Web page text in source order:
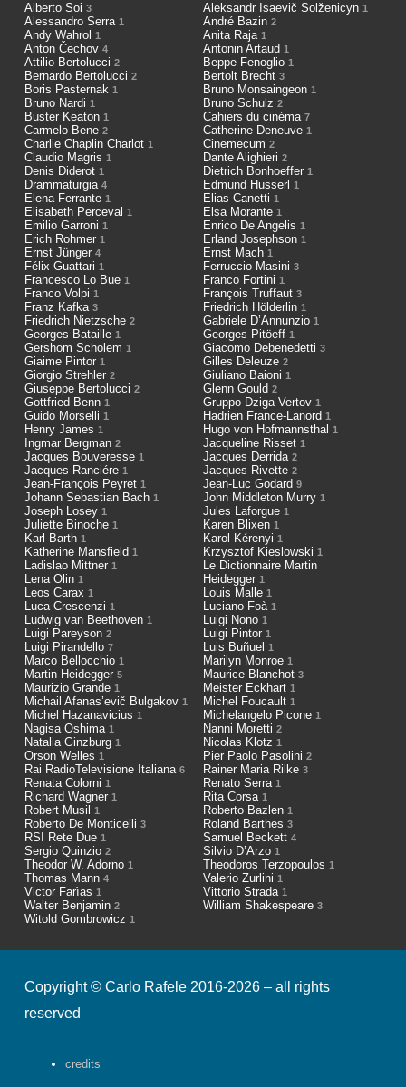
Alberto Soi 3 Aleksandr Isaevič Solženicyn 1
Alessandro Serra 1 André Bazin 2
Andy Wahrol 1 Anita Raja 1
Anton Čechov 4 Antonin Artaud 1
Attilio Bertolucci 2 Beppe Fenoglio 1
Bernardo Bertolucci 2 Bertolt Brecht 3
Boris Pasternak 1 Bruno Monsaingeon 1
Bruno Nardi 1 Bruno Schulz 2
Buster Keaton 1 Cahiers du cinéma 7
Carmelo Bene 2 Catherine Deneuve 1
Charlie Chaplin Charlot 1 Cinemecum 2
Claudio Magris 1 Dante Alighieri 2
Denis Diderot 1 Dietrich Bonhoeffer 1
Drammaturgia 4 Edmund Husserl 1
Elena Ferrante 1 Elias Canetti 1
Elisabeth Perceval 1 Elsa Morante 1
Emilio Garroni 1 Enrico De Angelis 1
Erich Rohmer 1 Erland Josephson 1
Ernst Jünger 4 Ernst Mach 1
Félix Guattari 1 Ferruccio Masini 3
Francesco Lo Bue 1 Franco Fortini 1
Franco Volpi 1 François Truffaut 3
Franz Kafka 3 Friedrich Hölderlin 1
Friedrich Nietzsche 2 Gabriele D’Annunzio 1
Georges Bataille 1 Georges Pitöeff 1
Gershom Scholem 1 Giacomo Debenedetti 3
Giaime Pintor 1 Gilles Deleuze 2
Giorgio Strehler 2 Giuliano Baioni 1
Giuseppe Bertolucci 2 Glenn Gould 2
Gottfried Benn 1 Gruppo Dziga Vertov 1
Guido Morselli 1 Hadrien France-Lanord 1
Henry James 1 Hugo von Hofmannsthal 1
Ingmar Bergman 2 Jacqueline Risset 1
Jacques Bouveresse 1 Jacques Derrida 2
Jacques Ranciére 1 Jacques Rivette 2
Jean-François Peyret 1 Jean-Luc Godard 9
Johann Sebastian Bach 1 John Middleton Murry 1
Joseph Losey 1 Jules Laforgue 1
Juliette Binoche 1 Karen Blixen 1
Karl Barth 1 Karol Kérenyi 1
Katherine Mansfield 1 Krzysztof Kieslowski 1
Ladislao Mittner 1
Le Dictionnaire Martin
Heidegger 1
Lena Olin 1
Leos Carax 1 Louis Malle 1
Luca Crescenzi 1 Luciano Foà 1
Ludwig van Beethoven 1 Luigi Nono 1
Luigi Pareyson 2 Luigi Pintor 1
Luigi Pirandello 7 Luis Buñuel 1
Marco Bellocchio 1 Marilyn Monroe 1
Martin Heidegger 5 Maurice Blanchot 3
Maurizio Grande 1 Meister Eckhart 1
Michail Afanas’evič Bulgakov 1 Michel Foucault 1
Michel Hazanavicius 1 Michelangelo Picone 1
Nagisa Oshima 1 Nanni Moretti 2
Natalia Ginzburg 1 Nicolas Klotz 1
Orson Welles 1 Pier Paolo Pasolini 2
Rai RadioTelevisione Italiana 6 Rainer Maria Rilke 3
Renata Colorni 1 Renato Serra 1
Richard Wagner 1 Rita Corsa 1
Robert Musil 1 Roberto Bazlen 1
Roberto De Monticelli 3 Roland Barthes 3
RSI Rete Due 1 Samuel Beckett 4
Sergio Quinzio 2 Silvio D’Arzo 1
Theodor W. Adorno 1 Theodoros Terzopoulos 1
Thomas Mann 4 Valerio Zurlini 1
Victor Farìas 1 Vittorio Strada 1
Walter Benjamin 2 William Shakespeare 3
Witold Gombrowicz 1
Copyright © Carlo Rafele 2016-2026 – all rights
reserved
credits